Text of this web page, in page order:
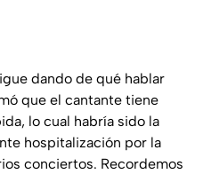
dando de qué hablar
que el cantante tiene
lo cual habría sido la
hospitalización por la
conciertos. Recordemos